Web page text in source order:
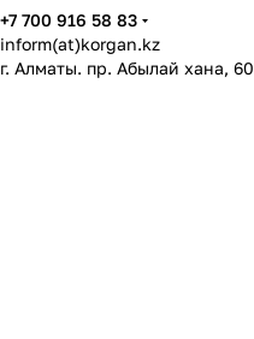
+7 700 916 58 83
inform(at)korgan.kz
г. Алматы. пр. Абылай хана, 60